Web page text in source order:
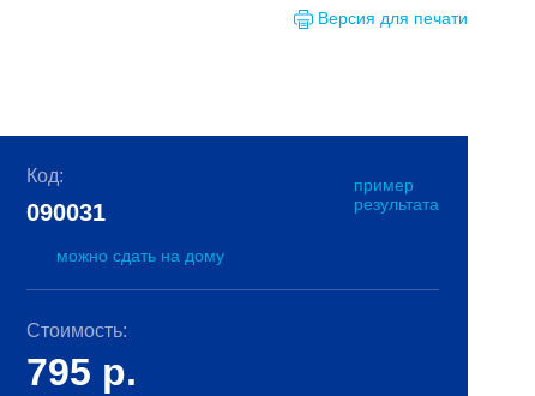
Версия для печати
Код:
пример
результата
090031
можно сдать на дому
Стоимость:
795 р.